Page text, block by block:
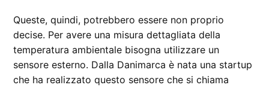
Queste, quindi, potrebbero essere non proprio
decise. Per avere una misura dettagliata della
temperatura ambientale bisogna utilizzare un
sensore esterno. Dalla Danimarca è nata una startup
che ha realizzato questo sensore che si chiama